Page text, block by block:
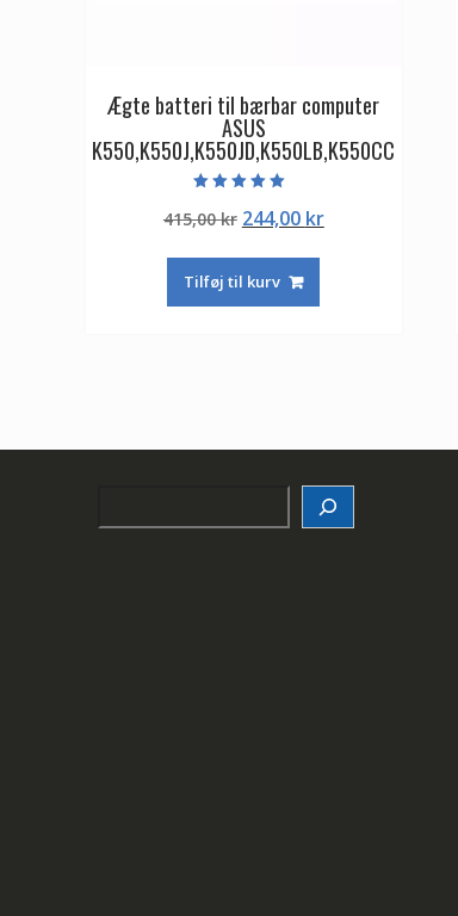
Ægte batteri til bærbar computer
ASUS
K550,K550J,K550JD,K550LB,K550CC
5.00
ud af 5
415,00kr Den
pris
var:
244,00 krDen
Tilføj til kurv